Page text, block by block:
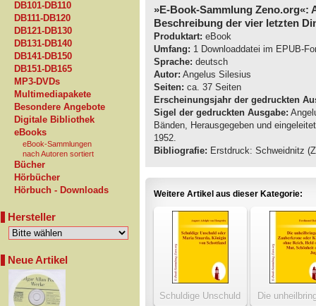
DB101-DB110
DB111-DB120
DB121-DB130
DB131-DB140
DB141-DB150
DB151-DB165
MP3-DVDs
Multimediapakete
Besondere Angebote
Digitale Bibliothek
eBooks
eBook-Sammlungen
nach Autoren sortiert
Bücher
Hörbücher
Hörbuch - Downloads
Hersteller
Neue Artikel
»E-Book-Sammlung Zeno.org«:
Beschreibung der vier letzten
Produktart: eBook
Umfang: 1 Downloaddatei im EPUB-
Sprache: deutsch
Autor: Angelus Silesius
Seiten: ca. 37 Seiten
Erscheinungsjahr der gedruckten
Sigel der gedruckten Ausgabe:
Bänden, Herausgegeben und
1952.
Bibliografie: Erstdruck: Schweidnitz
Weitere Artikel aus dieser Kategorie:
Schuldige Unschuld
Die